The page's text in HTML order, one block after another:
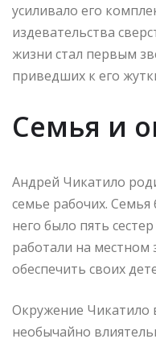
усиливало его
издевательства
жизни стал первым
приведших к его
Семья и
Андрей Чикатило
семье рабочих.
него было пять
работали на местном
обеспечить своих
Окружение Чикатило
необычайно